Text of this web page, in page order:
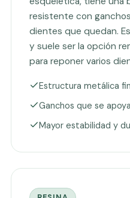
resistente con
dientes que quedan.
y suele ser la opción
para reponer varios
Estructura metálica
Ganchos que se
Mayor estabilidad y